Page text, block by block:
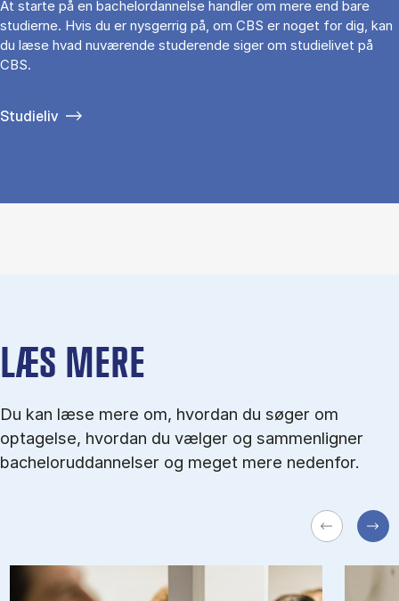
At starte på en bachelordannelse handler om mere end bare
studierne. Hvis du er nysgerrig på, om CBS er noget for dig, kan
du læse hvad nuværende studerende siger om studielivet på
CBS.
Studieliv
LÆS MERE
Du kan læse mere om, hvordan du søger om
optagelse, hvordan du vælger og sammenligner
bacheloruddannelser og meget mere nedenfor.